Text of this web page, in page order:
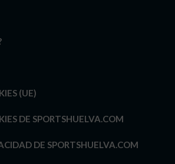
(UE)
DE SPORTSHUELVA.COM
DE SPORTSHUELVA.COM